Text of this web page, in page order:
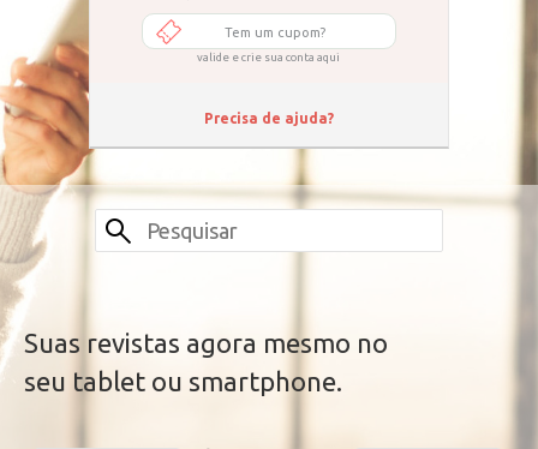
Tem um cupom?
valide e crie sua conta aqui
Precisa de ajuda?
Suas revistas agora mesmo no
seu tablet ou smartphone.